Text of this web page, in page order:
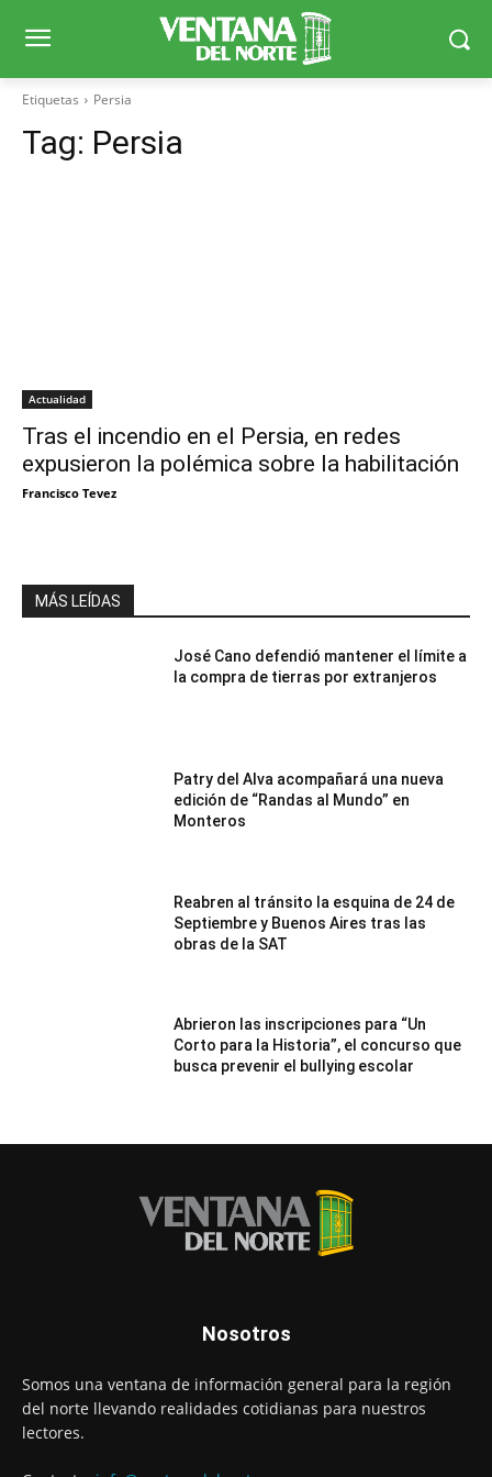
Etiquetas Persia
Tag: Persia
Actualidad
Tras el incendio en el Persia, en redes
expusieron la polémica sobre la habilitación
Francisco Tevez
MÁS LEÍDAS
José Cano defendió mantener el límite a
la compra de tierras por extranjeros
Patry del Alva acompañará una nueva
edición de “Randas al Mundo” en
Monteros
Reabren al tránsito la esquina de 24 de
Septiembre y Buenos Aires tras las
obras de la SAT
Abrieron las inscripciones para “Un
Corto para la Historia”, el concurso que
busca prevenir el bullying escolar
Nosotros
Somos una ventana de información general para la región
del norte llevando realidades cotidianas para nuestros
lectores.